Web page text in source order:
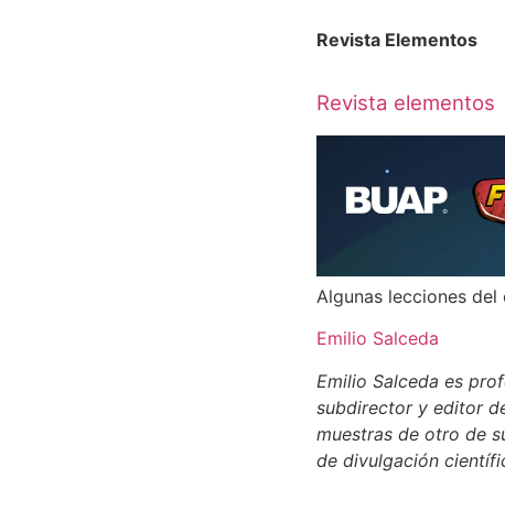
Revista Elementos
Revista elementos
Algunas lecciones del
Emilio Salceda
Emilio Salceda es
subdirector y editor
muestras de otro de
de divulgación